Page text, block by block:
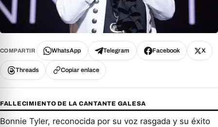
COMPARTIR WhatsApp Telegram Facebook X
Threads Copiar enlace
FALLECIMIENTO DE LA CANTANTE GALESA
Bonnie Tyler, reconocida por su voz rasgada y su éxito